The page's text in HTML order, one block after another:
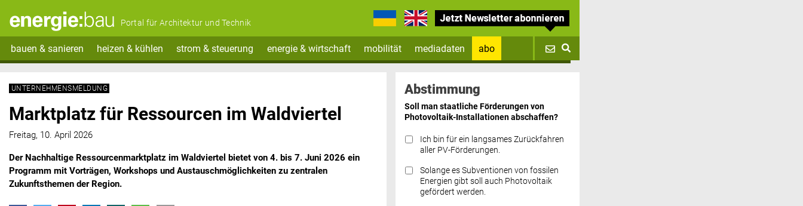
Portal für Architektur und Technik
bauen & sanieren heizen & kühlen strom & steuerung energie & wirtschaft mobilität mediadaten
abo
Datenschutz FAQs
UNTERNEHMENSMELDUNG
Marktplatz für Ressourcen im Waldviertel
Freitag, 10. April 2026
Der Nachhaltige Ressourcenmarktplatz im Waldviertel bietet von 4. bis 7. Juni 2026 ein
Programm mit Vorträgen, Workshops und Austauschmöglichkeiten zu zentralen
Zukunftsthemen der Region.
Abstimmung
Soll man staatliche Förderungen von
Photovoltaik-Installationen abschaffen?
Ich bin für ein langsames Zurückfahren
aller PV-Förderungen.
Solange es Subventionen von fossilen
Energien gibt soll auch Photovoltaik
gefördert werden.